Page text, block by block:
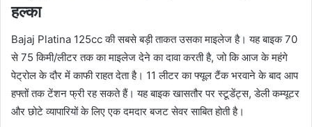
हल्का
Bajaj Platina 125cc की सबसे बड़ी ताकत उसका माइलेज है। यह बाइक 70
से 75 किमी/लीटर तक का माइलेज देने का दावा करती है, जो कि आज के महंगे
पेट्रोल के दौर में काफी राहत देता है। 11 लीटर का फ्यूल टैंक भरवाने के बाद आप
हफ्तों तक टेंशन फ्री रह सकते हैं। यह बाइक खासतौर पर स्टूडेंट्स, डेली कम्यूटर
और छोटे व्यापारियों के लिए एक दमदार बजट सेवर साबित होती है।